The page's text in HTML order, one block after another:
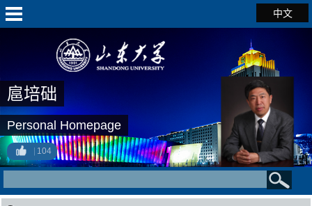
中文
扈培础
Personal Homepage
104